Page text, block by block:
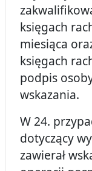
księgach
miesiąca
księgach
podpis
wskazania.
W 24.
dotyczący
zawierał